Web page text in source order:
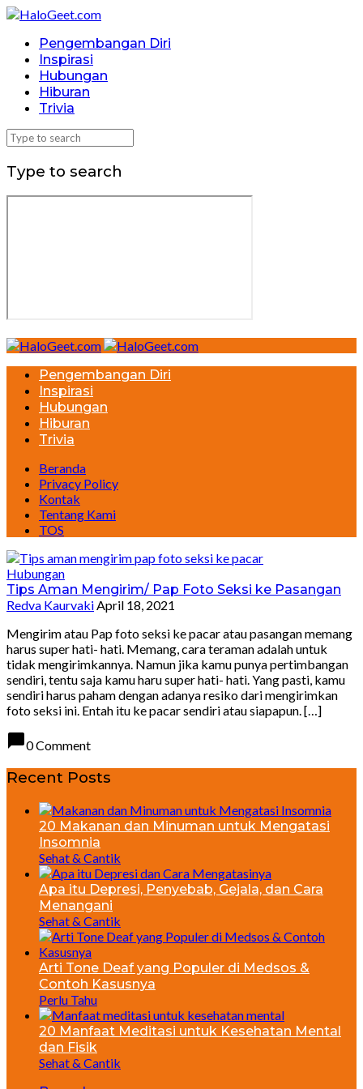
Pengembangan Diri
Inspirasi
Hubungan
Hiburan
Trivia
Type to search
Pengembangan Diri
Inspirasi
Hubungan
Hiburan
Trivia
Beranda
Privacy Policy
Kontak
Tentang Kami
TOS
Hubungan
Tips Aman Mengirim/ Pap Foto Seksi ke Pasangan
Redva KaurvakiApril 18, 2021
Mengirim atau Pap foto seksi ke pacar atau pasangan memang
harus super hati- hati. Memang, cara teraman adalah untuk
tidak mengirimkannya. Namun jika kamu punya pertimbangan
sendiri, tentu saja kamu haru super hati- hati. Yang pasti, kamu
sendiri harus paham dengan adanya resiko dari mengirimkan
foto seksi ini. Entah itu ke pacar sendiri atau siapapun. […]
chat_bubble0 Comment
Recent Posts
20 Makanan dan Minuman untuk Mengatasi
Insomnia
Sehat & Cantik
Apa itu Depresi, Penyebab, Gejala, dan Cara
Menangani
Sehat & Cantik
Arti Tone Deaf yang Populer di Medsos &
Contoh Kasusnya
Perlu Tahu
20 Manfaat Meditasi untuk Kesehatan Mental
dan Fisik
Sehat & Cantik